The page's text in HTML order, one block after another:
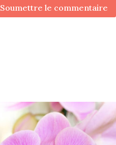
Soumettre le commentaire